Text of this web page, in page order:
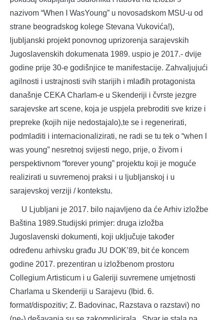
nazivom “When I WasYoung” u novosadskom MSU-u od
strane beogradskog kolege Stevana Vukovića!),
ljubljanski projekt ponovnog uprizorenja sarajevskih
Jugoslavenskih dokumenata 1989. uspio je 2017.- dvije
godine prije 30-e godišnjice te manifestacije. Zahvaljujući
agilnosti i ustrajnosti svih starijih i mlađih protagonista
današnje CEKA Charlam-e u Skenderiji i čvrste jezgre
sarajevske art scene, koja je uspjela prebroditi sve krize i
prepreke (kojih nije nedostajalo),te se i regenerirati,
podmladiti i internacionalizirati, ne radi se tu tek o “when I
was young” nesretnoj svijesti nego, prije, o živom i
perspektivnom “forever young” projektu koji je moguće
realizirati u suvremenoj praksi i u ljubljanskoj i u
sarajevskoj verziji / kontekstu.
U Ljubljani je 2017. bilo najavljeno da će Arhiv izložbe
Baština 1989.Studijski primjer: druga izložba
Jugoslavenski dokumenti, koji uključuje također
određenu arhivsku građu JU DOK’89, bit će koncem
godine 2017. prezentiran u izložbenom prostoru
Collegium Artisticum i u Galeriji suvremene umjetnosti
Charlama u Skenderiji u Sarajevu (Ibid. 6.
format/dispozitiv; Z. Badovinac, Razstava o razstavi) no